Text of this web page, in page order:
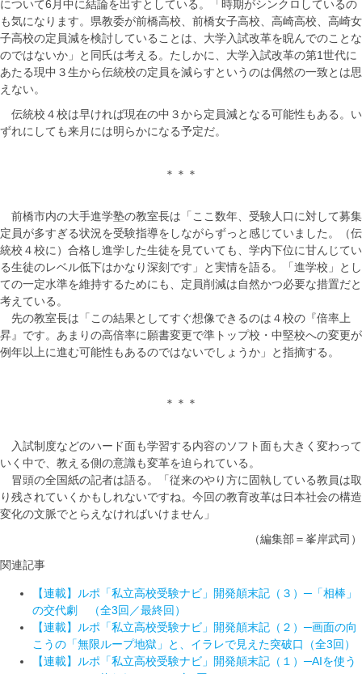
について6月中に結論を出すとしている。「時期がシンクロしているの
も気になります。県教委が前橋高校、前橋女子高校、高崎高校、高崎女
子高校の定員減を検討していることは、大学入試改革を睨んでのことな
のではないか」と同氏は考える。たしかに、大学入試改革の第1世代に
あたる現中３生から伝統校の定員を減らすというのは偶然の一致とは思
えない。
伝統校４校は早ければ現在の中３から定員減となる可能性もある。い
ずれにしても来月には明らかになる予定だ。
＊＊＊
前橋市内の大手進学塾の教室長は「ここ数年、受験人口に対して募集
定員が多すぎる状況を受験指導をしながらずっと感じていました。（伝
統校４校に）合格し進学した生徒を見ていても、学内下位に甘んじてい
る生徒のレベル低下はかなり深刻です」と実情を語る。「進学校」とし
ての一定水準を維持するためにも、定員削減は自然かつ必要な措置だと
考えている。
先の教室長は「この結果としてすぐ想像できるのは４校の『倍率上
昇』です。あまりの高倍率に願書変更で準トップ校・中堅校への変更が
例年以上に進む可能性もあるのではないでしょうか」と指摘する。
＊＊＊
入試制度などのハード面も学習する内容のソフト面も大きく変わって
いく中で、教える側の意識も変革を迫られている。
冒頭の全国紙の記者は語る。「従来のやり方に固執している教員は取
り残されていくかもしれないですね。今回の教育改革は日本社会の構造
変化の文脈でとらえなければいけません」
（編集部＝峯岸武司）
関連記事
【連載】ルポ「私立高校受験ナビ」開発顛末記（３）─「相棒」
の交代劇 （全3回／最終回）
【連載】ルポ「私立高校受験ナビ」開発顛末記（２）─画面の向
こうの「無限ループ地獄」と、イラレで見えた突破口（全3回）
【連載】ルポ「私立高校受験ナビ」開発顛末記（１）─AIを使う